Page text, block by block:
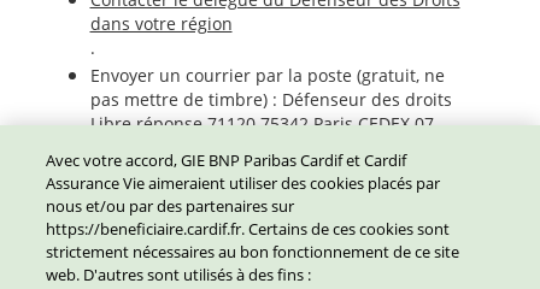
dans votre région
.
Envoyer un courrier par la poste (gratuit, ne
pas mettre de timbre) : Défenseur des droits
Libre réponse 71120 75342 Paris CEDEX 07
1.2.7. Validité de la déclaration
d'accessibilité
La déclaration d'accessibilité est valide à partir
de sa date de publication. Elle sera mise à jour
Avec votre accord, GIE BNP Paribas Cardif et Cardif
Assurance Vie aimeraient utiliser des cookies placés par
nous et/ou par des partenaires sur
https://beneficiaire.cardif.fr. Certains de ces cookies sont
strictement nécessaires au bon fonctionnement de ce site
web. D'autres sont utilisés à des fins :